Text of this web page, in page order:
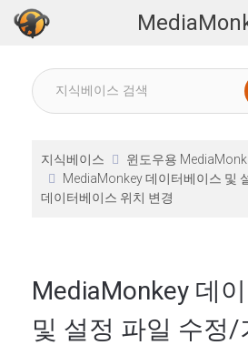
지식베이스 윈도우용
MediaMonkey 데이터베이스 및
데이터베이스 위치 변경
MediaMonkey 데
및 설정 파일 수정/